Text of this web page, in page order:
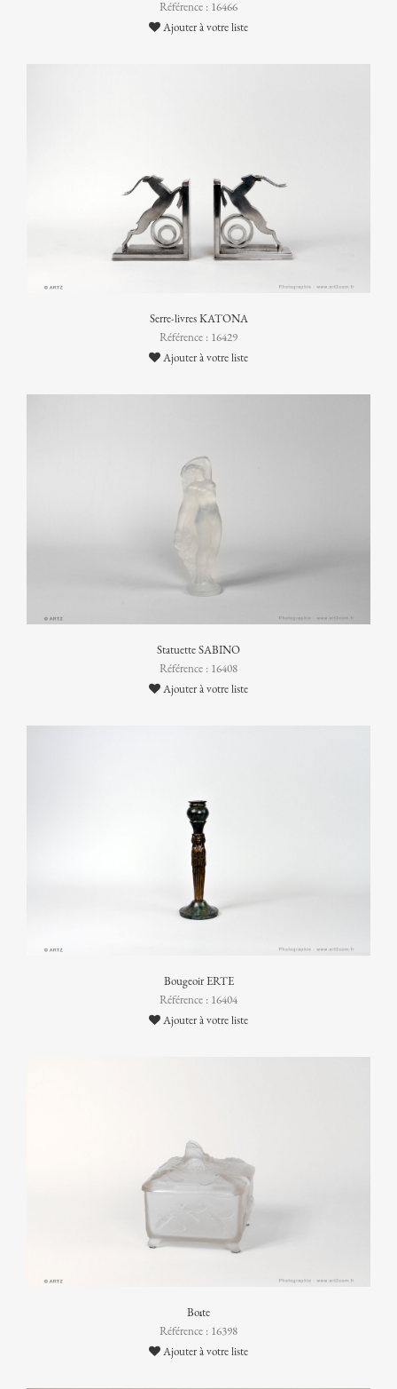
Référence : 16466
Ajouter à votre liste
Serre-livres KATONA
Référence : 16429
Ajouter à votre liste
Statuette SABINO
Référence : 16408
Ajouter à votre liste
Bougeoir ERTE
Référence : 16404
Ajouter à votre liste
Boîte
Référence : 16398
Ajouter à votre liste